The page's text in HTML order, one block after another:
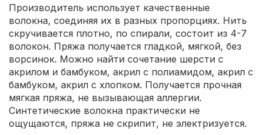
Производитель использует качественные
волокна, соединяя их в разных пропорциях. Нить
скручивается плотно, по спирали, состоит из 4-7
волокон. Пряжа получается гладкой, мягкой, без
ворсинок. Можно найти сочетание шерсти с
акрилом и бамбуком, акрил с полиамидом, акрил с
бамбуком, акрил с хлопком. Получается прочная
мягкая пряжа, не вызывающая аллергии.
Синтетические волокна практически не
ощущаются, пряжа не скрипит, не электризуется.